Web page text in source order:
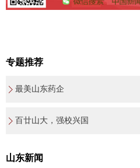
专题推荐
最美山东药企
百廿山大，强校兴国
山东新闻